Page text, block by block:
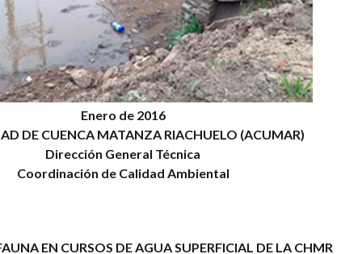
Enero de 2016
DE CUENCA MATANZA RIACHUELO (ACUMAR)
Dirección General Técnica
Coordinación de Calidad Ambiental
EN CURSOS DE AGUA SUPERFICIAL DE LA CHMR